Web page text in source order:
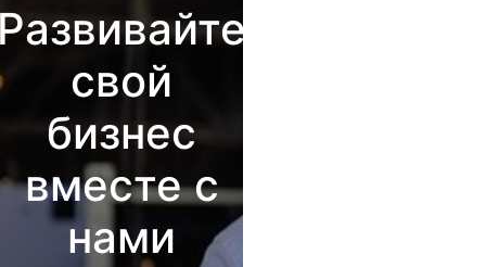
свой
бизнес
вместе с
нами